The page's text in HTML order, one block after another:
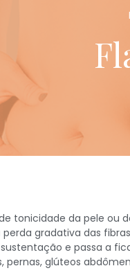
tonicidade da pele ou
perda gradativa das
e passa a
pernas, glúteos